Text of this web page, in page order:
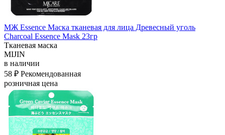
МЖ Essence Маска тканевая для лица Древесный уголь
Charcoal Essence Mask 23гр
Тканевая маска
MIJIN
в наличии
58 ₽ Рекомендованная
розничная цена